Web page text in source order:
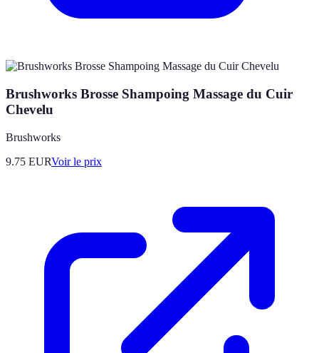
Brushworks Brosse Shampoing Massage du Cuir
Chevelu
Brushworks
9.75 EURVoir le prix